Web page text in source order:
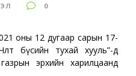
0
оны 12 дугаар сарын 17-
бүсийн тухай хууль”-д
эрхийн харилцаанд